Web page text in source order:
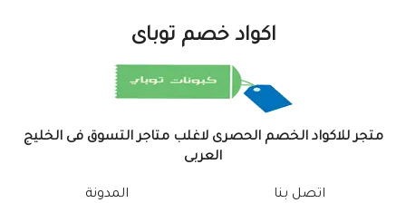
اكواد خصم توباى
متجر للاكواد الخصم الحصرى لاغلب متاجر التسوق فى الخليج
العربى
اتصل بنا
المدونة